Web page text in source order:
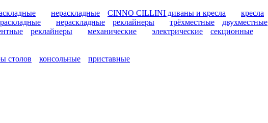
нераскладные CINNO CILLINI диваны и кресла кресла
раскладные нераскладные реклайнеры трёхместные двухместные
реклайнеры механические электрические
секционные
столов консольные
приставные